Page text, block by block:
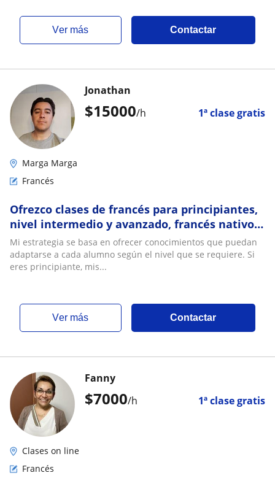
ver más Contactar
$15000/h 1ª clase gratis
Jonathan
Marga Marga
Francés
Ofrezco clases de francés para principiantes,
nivel intermedio y avanzado, francés nativo,
atrévete a aprender algo nuevo !
Mi estrategia se basa en ofrecer conocimientos que puedan
adaptarse a cada alumno según el nivel que se requiere. Si
eres principiante, mis...
ver más Contactar
$7000/h 1ª clase gratis
Fanny
Clases on line
Francés